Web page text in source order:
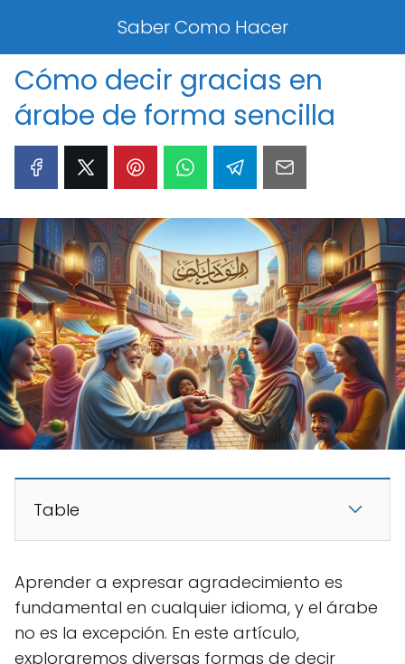
Saber Como Hacer
Cómo decir gracias en
árabe de forma sencilla
Table
Aprender a expresar agradecimiento es
fundamental en cualquier idioma, y el árabe
no es la excepción. En este artículo,
exploraremos diversas formas de decir